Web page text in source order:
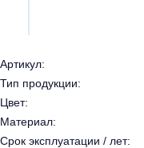
Артикул:
Тип продукции:
Цвет:
Материал:
Срок эксплуатации / лет: